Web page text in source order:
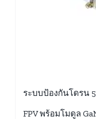
ระบบป้องกันโดรน
FPV พร้อมโมดูล